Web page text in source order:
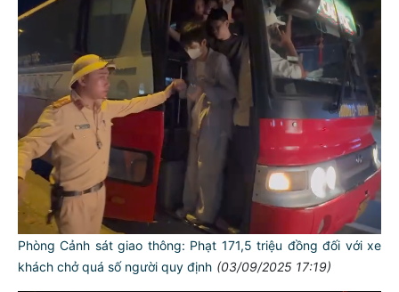
Phòng Cảnh sát giao thông: Phạt 171,5 triệu đồng đối với xe
khách chở quá số người quy định (03/09/2025 17:19)